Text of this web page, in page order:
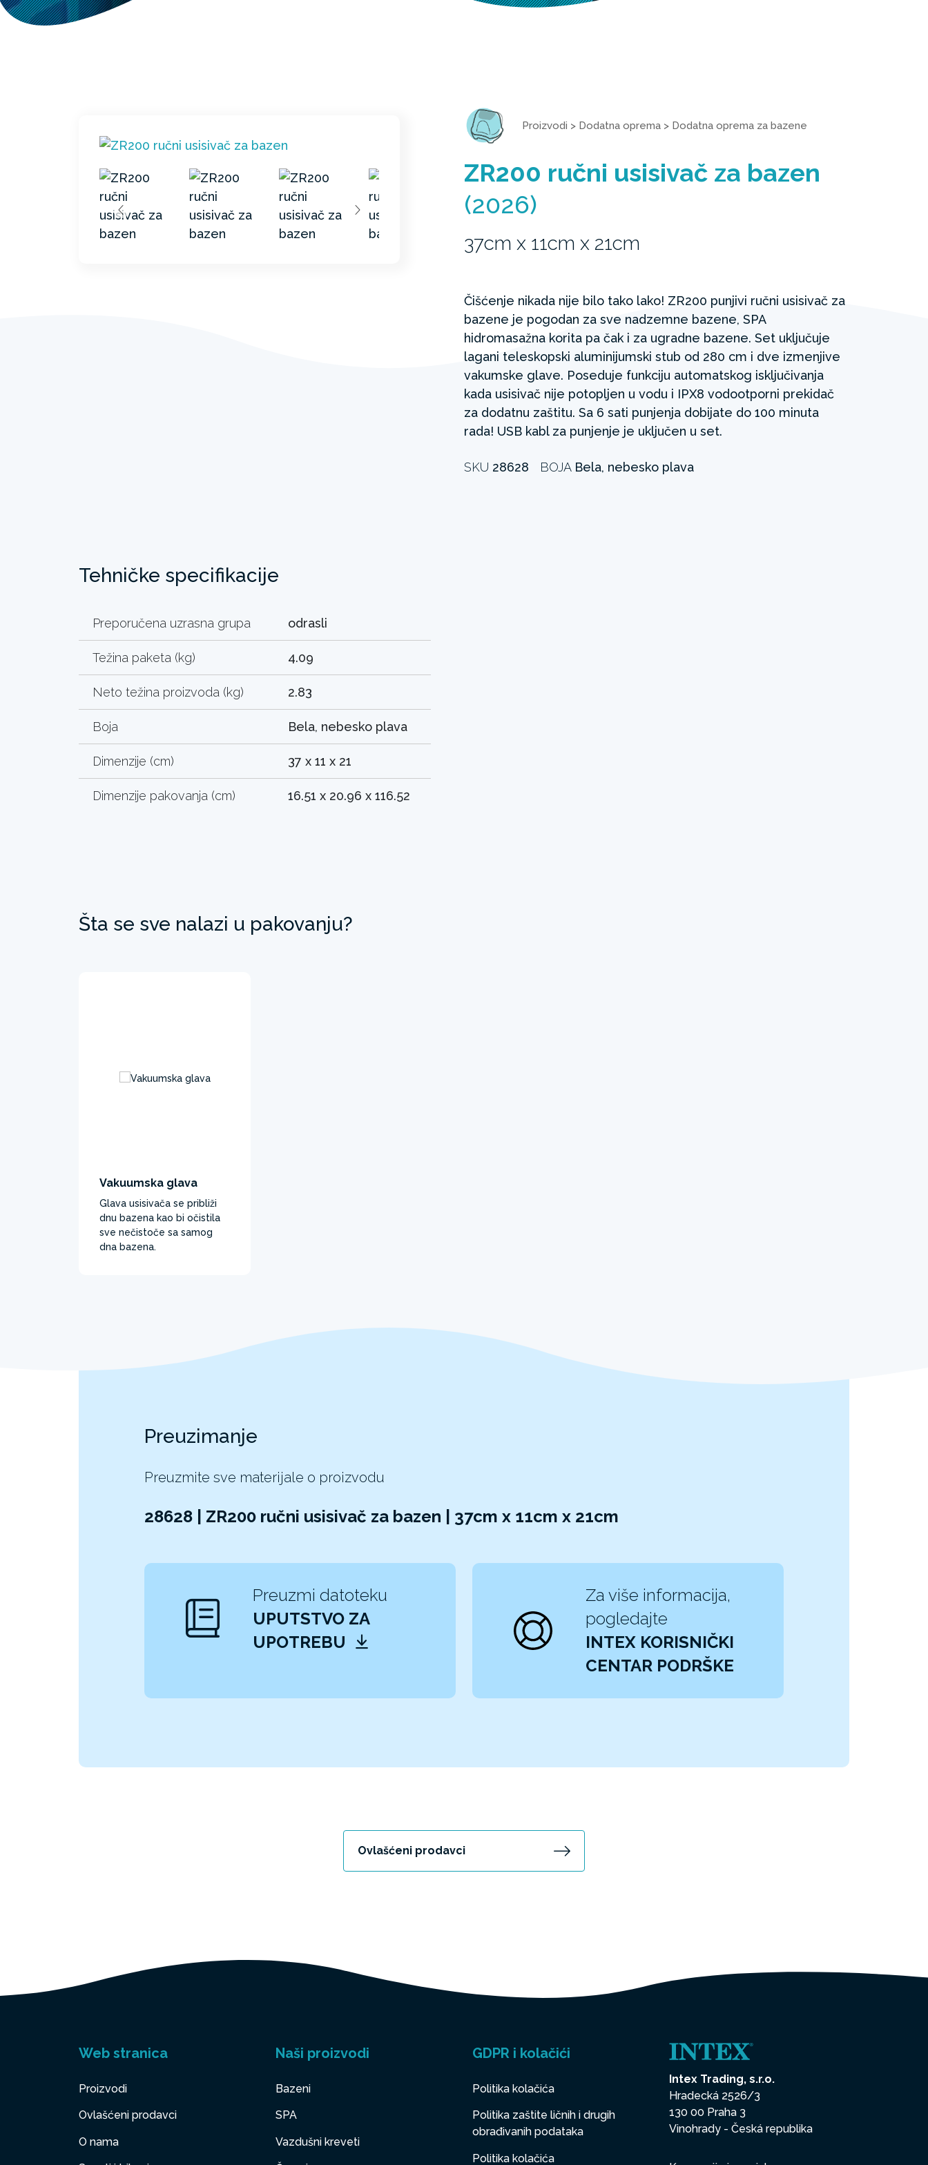
Proizvodi > Dodatna oprema > Dodatna oprema za bazene
ZR200 ručni usisivač za bazen
(2026)
37cm x 11cm x 21cm
Čišćenje nikada nije bilo tako lako! ZR200 punjivi ručni usisivač za
bazene je pogodan za sve nadzemne bazene, SPA
hidromasažna korita pa čak i za ugradne bazene. Set uključuje
lagani teleskopski aluminijumski stub od 280 cm i dve izmenjive
vakumske glave. Poseduje funkciju automatskog isključivanja
kada usisivač nije potopljen u vodu i IPX8 vodootporni prekidač
za dodatnu zaštitu. Sa 6 sati punjenja dobijate do 100 minuta
rada! USB kabl za punjenje je uključen u set.
SKU 28628 BOJA Bela, nebesko plava
Tehničke specifikacije
Preporučena uzrasna grupa odrasli
Težina paketa (kg) 4.09
Neto težina proizvoda (kg) 2.83
Boja Bela, nebesko plava
Dimenzije (cm) 37 x 11 x 21
Dimenzije pakovanja (cm) 16.51 x 20.96 x 116.52
Šta se sve nalazi u pakovanju?
Vakuumska glava
Glava usisivača se približi
dnu bazena kao bi očistila
sve nečistoče sa samog
dna bazena.
Preuzimanje
Preuzmite sve materijale o proizvodu
28628 | ZR200 ručni usisivač za bazen | 37cm x 11cm x 21cm
Preuzmi datoteku
UPUTSTVO ZA
UPOTREBU
Za više informacija,
pogledajte
INTEX KORISNIČKI
CENTAR PODRŠKE
Ovlašćeni prodavci
Web stranica
Proizvodi
Ovlašćeni prodavci
O nama
Naši proizvodi
Bazeni
SPA
Vazdušni kreveti
GDPR i kolačići
Politika kolačića
Politika zaštite ličnih i drugih
obrađivanih podataka
Politika kolačića
Intex Trading, s.r.o.
Hradecká 2526/3
130 00 Praha 3
Vinohrady - Česká republika